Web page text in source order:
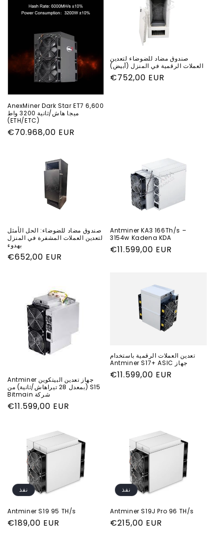
AnexMiner Dark Star ET7 6,600
ميجا هاش/ثانية 3200 واط
(ETH/ETC)
السعر
€70.968,00 EUR
صندوق مضاد للضوضاء لتعدين
العملات الرقمية في المنزل (أبيض)
السعر
€752,00 EUR
صندوق مضاد للضوضاء: الحل الأمثل
لتعدين العملات المشفرة في المنزل
بهدوء
السعر
€652,00 EUR
Antminer KA3 166Th/s –
3154w Kadena KDA
السعر
€11.599,00 EUR
جهاز تعدين البيتكوين Antminer
S15 (بمعدل 28 تيراهاش/ثانية) من
شركة Bitmain
السعر
€11.599,00 EUR
تعدين العملات الرقمية باستخدام
جهاز Antminer S17+ ASIC
السعر
€11.599,00 EUR
نفذ
Antminer S19 95 TH/s
السعر
€189,00 EUR
نفذ
Antminer S19J Pro 96 TH/s
السعر
€215,00 EUR